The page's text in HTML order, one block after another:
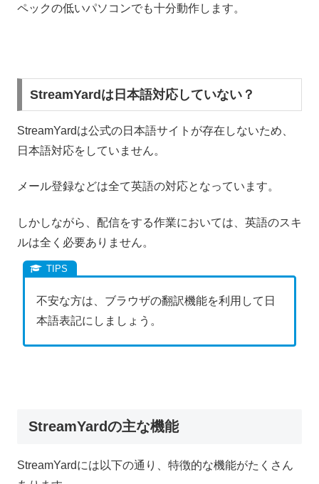
ペックの低いパソコンでも十分動作します。
StreamYardは日本語対応していない？
StreamYardは公式の日本語サイトが存在しないため、
日本語対応をしていません。
メール登録などは全て英語の対応となっています。
しかしながら、配信をする作業においては、英語のスキ
ルは全く必要ありません。
不安な方は、ブラウザの翻訳機能を利用して日
本語表記にしましょう。
StreamYardの主な機能
StreamYardには以下の通り、特徴的な機能がたくさん